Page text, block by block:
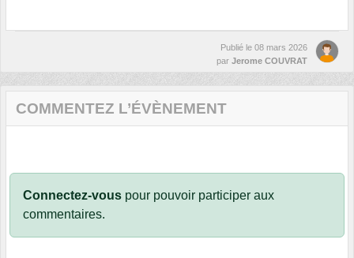
Publié le 08 mars 2026
par Jerome COUVRAT
COMMENTEZ L’ÉVÈNEMENT
Connectez-vous pour pouvoir participer aux
commentaires.